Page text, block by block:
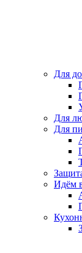
Для
Для
Для
Идём